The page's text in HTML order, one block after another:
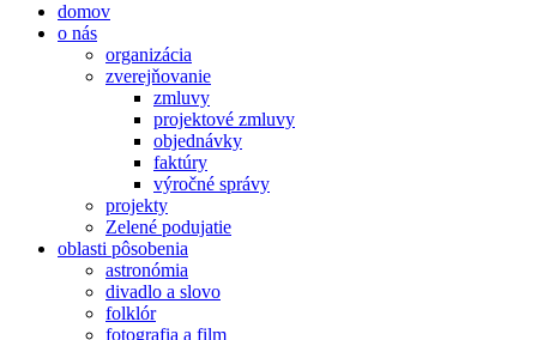
domov
o nás
organizácia
zverejňovanie
zmluvy
projektové zmluvy
objednávky
faktúry
výročné správy
projekty
Zelené podujatie
oblasti pôsobenia
astronómia
divadlo a slovo
folklór
fotografia a film